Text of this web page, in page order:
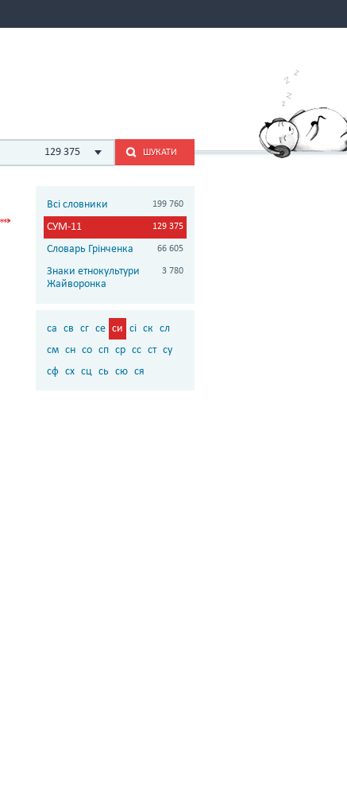
129 375 ШУКАТИ
Всі словники 199 760
СУМ-11 129 375
Словарь Грінченка 66 605
Знаки етнокультури
Жайворонка
3 780
са св сг се си сі ск сл
см сн со сп ср сс ст су
сф сх сц сь сю ся